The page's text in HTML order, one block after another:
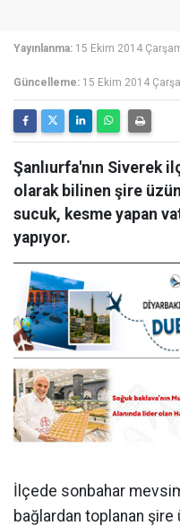
Yayınlanma: 15 Ekim 2014
Güncelleme: 15 Ekim 2014
Şanlıurfa'nın Siverek
olarak bilinen şire
sucuk, kesme yapan
yapıyor.
İlçede sonbahar
bağlardan toplanan